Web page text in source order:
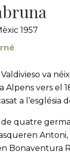
1957
va
vers el
a
quatre
Bonaventura